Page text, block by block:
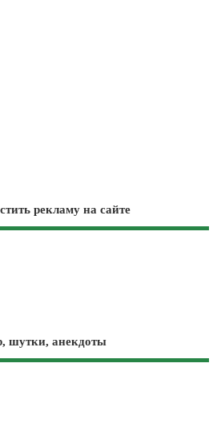
рекламу на сайте
шутки, анекдоты